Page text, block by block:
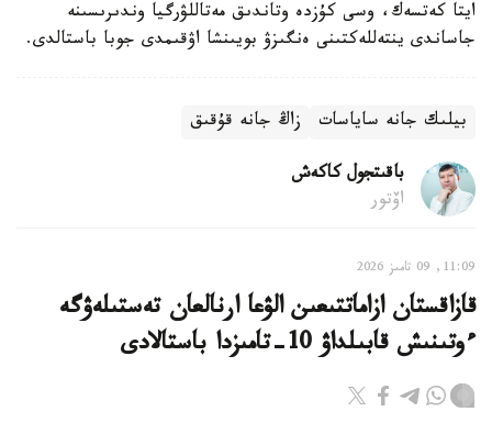
ايتا كەتسەك، وسى كۇزدە وتاندىق مەتاللۋرگيا وندىرىسىنە
جاساندى ينتەللەكتىنى ەنگىزۋ بويىنشا اۋقىمدى جوبا باستالدى.
بيلىك جانە ساياسات زاڭ جانە قۇقىق
باقىتجول كاكەش
اۆتور
11:09, 09 تامىز 2026
قازاقستان ازاماتتىعىن الۋعا ارنالعان تەستىلەۋگە
ءوتىنىش قابىلداۋ 10-تامىزدا باستالادى